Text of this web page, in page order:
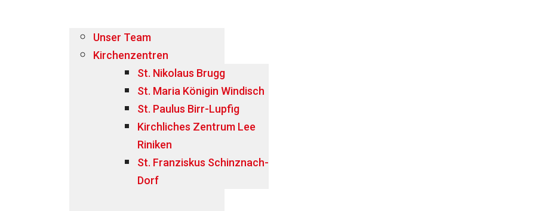
Unser Team
Kirchenzentren
St. Nikolaus Brugg
St. Maria Königin Windisch
St. Paulus Birr-Lupfig
Kirchliches Zentrum Lee
Riniken
St. Franziskus Schinznach-
Dorf